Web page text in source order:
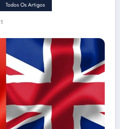
Todos Os Artigos